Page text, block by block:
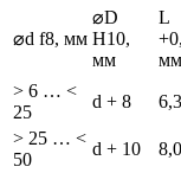
⌀d f8, мм
⌀D
H10,
мм
L
мм
> 6 … <
25
d + 8 6,3
> 25 … <
50
d + 10 8,0